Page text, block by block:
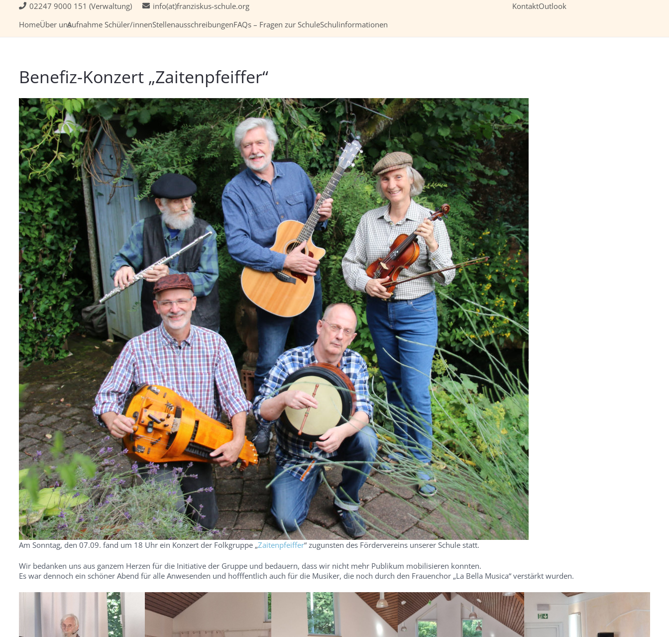
02247 9000 151 (Verwaltung) info(at)franziskus-schule.org KontaktOutlook
HomeÜber unsAufnahme Schüler/innenStellenausschreibungenFAQs – Fragen zur SchuleSchulinformationen
Benefiz-Konzert „Zaitenpfeiffer“
Am Sonntag, den 07.09. fand um 18 Uhr ein Konzert der Folkgruppe „Zaitenpfeiffer“ zugunsten des Fördervereins unserer Schule statt.
Wir bedanken uns aus ganzem Herzen für die Initiative der Gruppe und bedauern, dass wir nicht mehr Publikum mobilisieren konnten.
Es war dennoch ein schöner Abend für alle Anwesenden und hofffentlich auch für die Musiker, die noch durch den Frauenchor „La Bella Musica“ verstärkt wurden.